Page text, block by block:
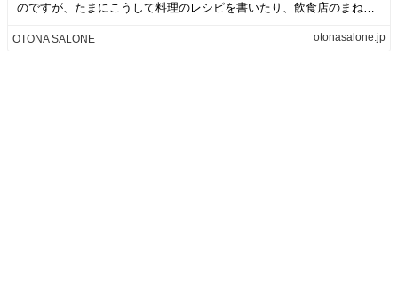
のですが、たまにこうして料理のレシピを書いたり、飲食店のまねご
OTONA SALONE otonasalone.jp